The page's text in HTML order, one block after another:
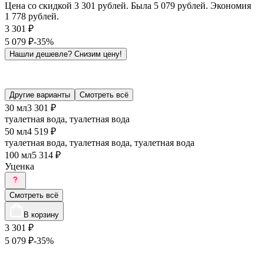
Цена со скидкой 3 301 рублей. Была 5 079 рублей. Экономия
1 778 рублей.
3 301 ₽
5 079 ₽-35%
Нашли дешевле? Снизим цену!
Другие варианты Смотреть всё
30 мл3 301 ₽
туалетная вода, туалетная вода
50 мл4 519 ₽
туалетная вода, туалетная вода, туалетная вода
100 мл5 314 ₽
Уценка
Смотреть всё
В корзину
3 301 ₽
5 079 ₽-35%